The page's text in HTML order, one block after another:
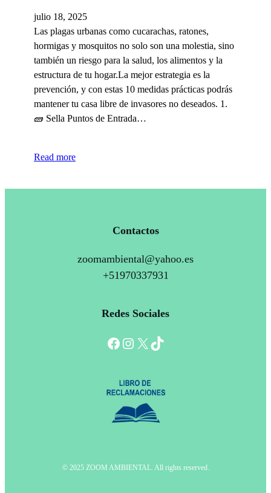
julio 18, 2025
Las plagas urbanas como cucarachas, ratones,
hormigas y mosquitos no solo son una molestia, sino
también un riesgo para la salud, los alimentos y la
estructura de tu hogar.La mejor estrategia es la
prevención, y con estas 10 medidas prácticas podrás
mantener tu casa libre de invasores no deseados. 1.
🧱 Sella Puntos de Entrada…
Read more
Contactos
zoomambiental@yahoo.es
+51970337931
Redes Sociales
Facebook Instagram X TikTok
© 2025 ZOOM AMBIENTAL. All rights reserved.